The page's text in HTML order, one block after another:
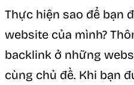
Thực hiện sao để bạn
website của mình?
backlink ở những
cùng chủ đề. Khi bạn